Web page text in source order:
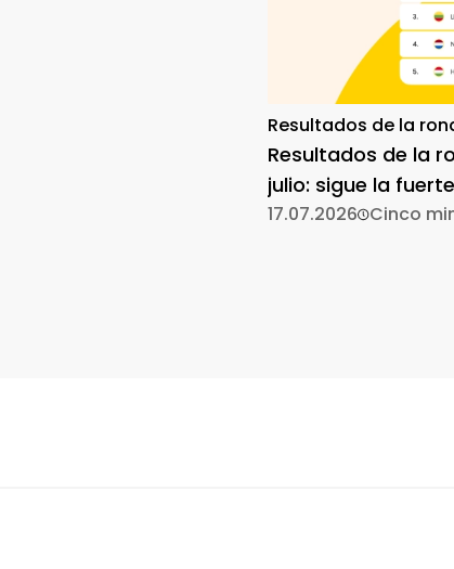
Resultados de la
Resultados de la
julio: sigue la fuerte
participación
17.07.2026 Cinco